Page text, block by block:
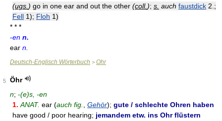
(ugs. ) go in one ear and out the other (coll. ); s. auch faustdick 2.;
Fell 1); Floh 1)
* * *
-en n.
ear n.
Deutsch-Englisch Wörterbuch > Ohr
5
Öhr
n; -(e)s, -en
1. ANAT. ear (auch fig. Gehör); gute / schlechte Ohren haben
have good / poor hearing; jemandem etw. ins Ohr flüstern